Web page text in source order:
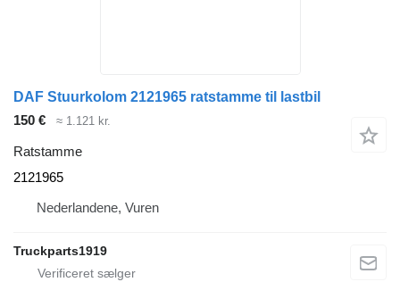
DAF Stuurkolom 2121965 ratstamme til lastbil
150 €
≈ 1.121 kr.
Ratstamme
2121965
Nederlandene, Vuren
Truckparts1919